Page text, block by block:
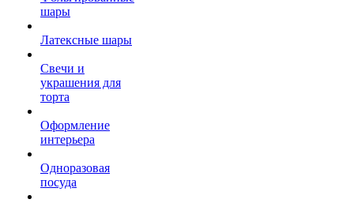
шары
Латексные шары
Свечи и
украшения для
торта
Оформление
интерьера
Одноразовая
посуда